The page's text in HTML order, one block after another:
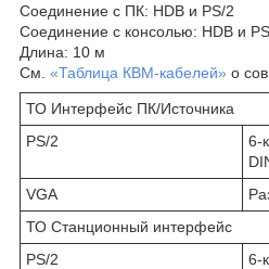
Соединение с ПК: HDB и PS/2
Соединение с консолью: HDB и
Длина: 10 м
См. «Таблица КВМ-кабелей» о
ТО Интерфейс ПК/Источника
PS/2
6-
VGA
ТО Станционный интерфейс
PS/2
6-